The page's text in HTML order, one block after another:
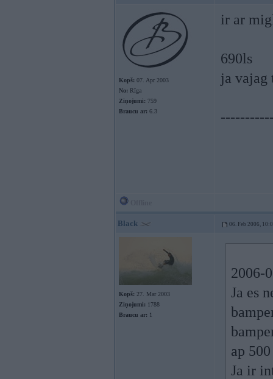
Kopš: 07. Apr 2003
No: Rīga
Ziņojumi: 759
Braucu ar: 6.3
ir ar
690ls
ja vajag
Black 06. Feb 2006,
Kopš: 27. Mar 2003
Ziņojumi: 1788
Braucu ar: 1
2006-
Ja es
ap
Ja ir